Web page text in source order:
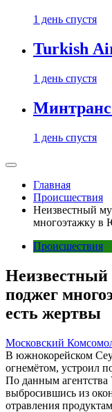
1 день спустя
Turkish
1 день спустя
1 день спустя
Главная
Происшествия
Неизвестный
многоэтажку в
Происшествия
Неизвестный
поджег
есть жертвы
Московский
В южнокорейском
огнемётом, устроил
По данным агентства
выбросившись из
отравления